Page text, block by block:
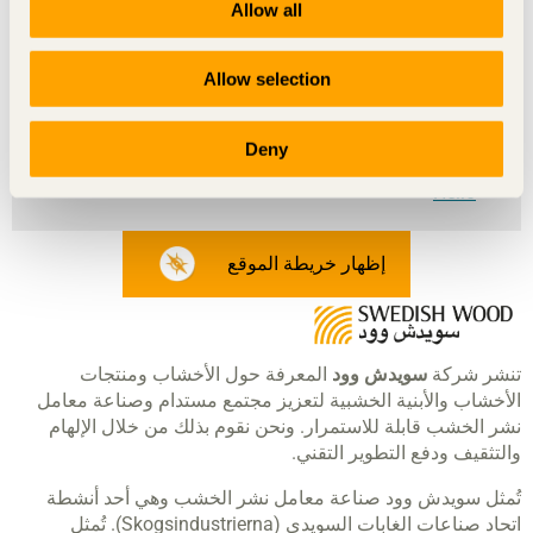
Allow all
Allow selection
Deny
Cone
Nock
إظهار خريطة الموقع
تنشر شركة سويدش وود المعرفة حول الأخشاب ومنتجات
الأخشاب والأبنية الخشبية لتعزيز مجتمع مستدام وصناعة معامل
نشر الخشب قابلة للاستمرار. ونحن نقوم بذلك من خلال الإلهام
والتثقيف ودفع التطوير التقني.
تُمثل سويدش وود صناعة معامل نشر الخشب وهي أحد أنشطة
اتحاد صناعات الغابات السويدي (Skogsindustrierna). تُمثل